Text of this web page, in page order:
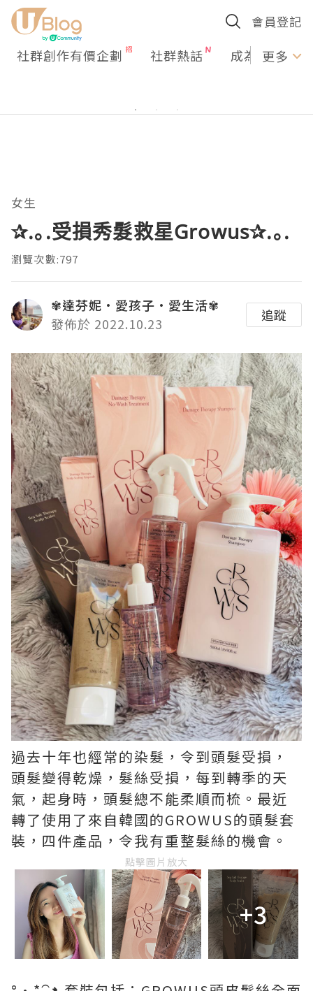
會員登記
社群創作有價企劃 社群熱話 成為U更多
女生
✰.｡.受損秀髮救星Growus✰.｡.
瀏覽次數:797
✾達芬妮•愛孩子•愛生活✾
發佈於 2022.10.23
追蹤
過去十年也經常的染髮，令到頭髮受損，
頭髮變得乾燥，髮絲受損，每到轉季的天
氣，起身時，頭髮總不能柔順而梳。最近
轉了使用了來自韓國的GROWUS的頭髮套
裝，四件產品，令我有重整髮絲的機會。
點擊圖片放大
+3